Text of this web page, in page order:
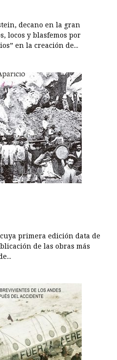
decano en la gran
locos y blasfemos por
en la creación de...
primera edición data de
de las obras más